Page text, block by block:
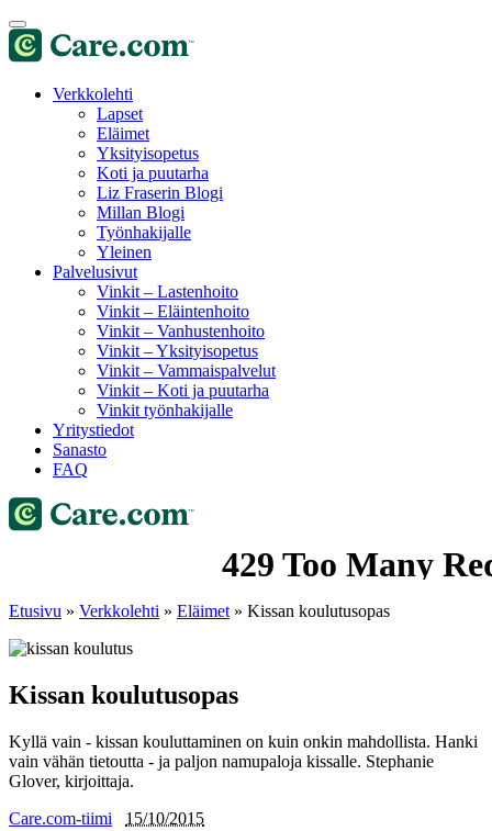
Verkkolehti
Lapset
Eläimet
Yksityisopetus
Koti ja puutarha
Liz Fraserin Blogi
Millan Blogi
Työnhakijalle
Yleinen
Palvelusivut
Vinkit – Lastenhoito
Vinkit – Eläintenhoito
Vinkit – Vanhustenhoito
Vinkit – Yksityisopetus
Vinkit – Vammaispalvelut
Vinkit – Koti ja puutarha
Vinkit työnhakijalle
Yritystiedot
Sanasto
FAQ
Etusivu » Verkkolehti » Eläimet » Kissan koulutusopas
Kissan koulutusopas
Kyllä vain - kissan kouluttaminen on kuin onkin mahdollista. Hanki
vain vähän tietoutta - ja paljon namupaloja kissalle. Stephanie
Glover, kirjoittaja.
Care.com-tiimi
15/10/2015